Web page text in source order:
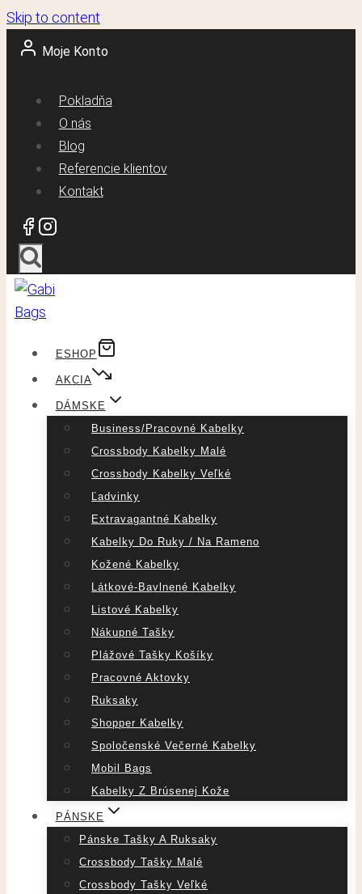
Skip to content
Moje Konto
Pokladňa
O nás
Blog
Referencie klientov
Kontakt
ESHOP
AKCIA
DÁMSKE
Business/pracovné Kabelky
Crossbody Kabelky Malé
Crossbody Kabelky Veľké
Ľadvinky
Extravagantné Kabelky
Kabelky Do Ruky / Na Rameno
Kožené Kabelky
Látkové-Bavlnené Kabelky
Listové Kabelky
Nákupné Tašky
Plážové Tašky Košíky
Pracovné Aktovky
Ruksaky
Shopper Kabelky
Spoločenské Večerné Kabelky
Mobil Bags
Kabelky Z Brúsenej Kože
PÁNSKE
Pánske Tašky A Ruksaky
Crossbody Tašky Malé
Crossbody Tašky Veľké